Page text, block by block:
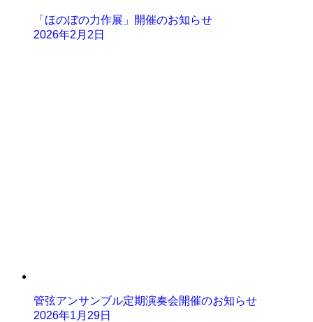
「ほのぼの力作展」開催のお知らせ
2026年2月2日
管弦アンサンブル定期演奏会開催のお知らせ
2026年1月29日